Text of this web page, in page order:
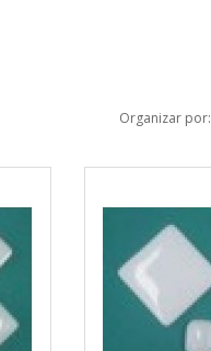
Organizar por: